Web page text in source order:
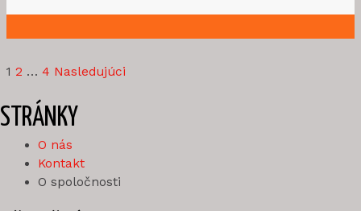
1 2 … 4 Nasledujúci
STRÁNKY
O nás
Kontakt
O spoločnosti